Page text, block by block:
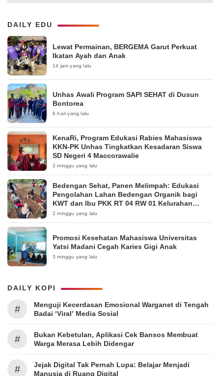
DAILY EDU
Lewat Permainan, BERGEMA Garut Perkuat
Ikatan Ayah dan Anak
14 jam yang lalu
Unhas Awali Program SAPI SEHAT di Dusun
Bontorea
6 hari yang lalu
KenaRi, Program Edukasi Rabies Mahasiswa
KKN-PK Unhas Tingkatkan Kesadaran Siswa
SD Negeri 4 Maccorawalie
2 minggu yang lalu
Bedengan Sehat, Panen Melimpah: Edukasi
Pengolahan Lahan Bedengan Organik bagi
KWT dan Ibu PKK RT 04 RW 01 Kelurahan
Pakintelan
2 minggu yang lalu
Promosi Kesehatan Mahasiswa Universitas
Yatsi Madani Cegah Karies Gigi Anak
3 minggu yang lalu
DAILY KOPI
#
Menguji Kecerdasan Emosional Warganet di Tengah
Badai ‘Viral’ Media Sosial
#
Bukan Kebetulan, Aplikasi Cek Bansos Membuat
Warga Merasa Lebih Didengar
#
Jejak Digital Tak Pernah Lupa: Belajar Menjadi
Manusia di Ruang Digital